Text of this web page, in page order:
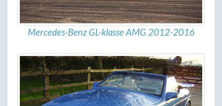
Mercedes-Benz GL-klasse AMG 2012-2016